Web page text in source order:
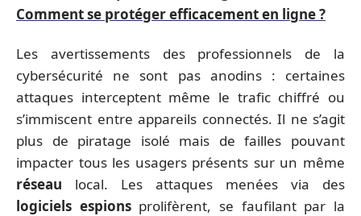
Comment se protéger efficacement en ligne ?
Les avertissements des professionnels de la
cybersécurité ne sont pas anodins : certaines
attaques interceptent même le trafic chiffré ou
s’immiscent entre appareils connectés. Il ne s’agit
plus de piratage isolé mais de failles pouvant
impacter tous les usagers présents sur un même
réseau local. Les attaques menées via des
logiciels espionsprolifèrent, se faufilant par la